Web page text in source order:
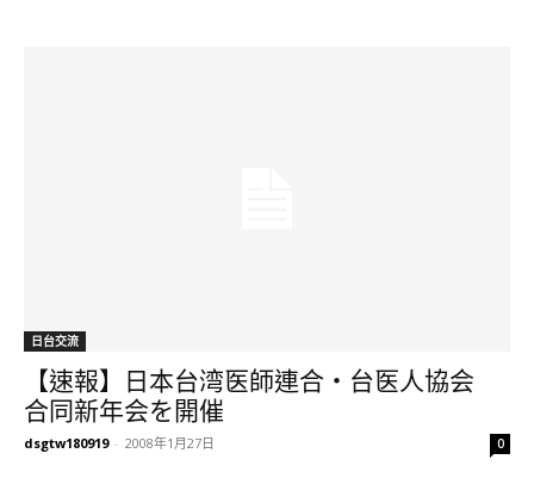
日台交流
【速報】日本台湾医師連合・台医人協会
合同新年会を開催
dsgtw180919 - 2008年1月27日 0